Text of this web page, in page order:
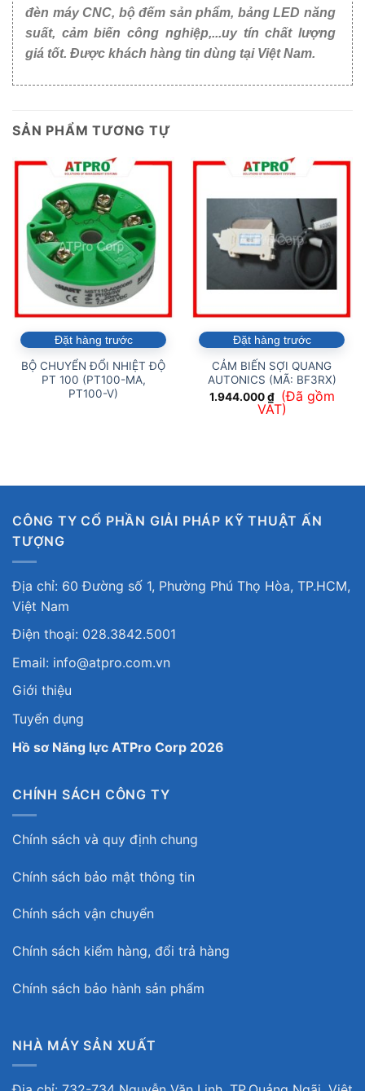
đèn máy CNC, bộ đếm sản phẩm, bảng LED năng
suất, cảm biến công nghiệp,...uy tín chất lượng
giá tốt. Được khách hàng tin dùng tại Việt Nam.
SẢN PHẨM TƯƠNG TỰ
Đặt hàng trước
BỘ CHUYỂN ĐỔI NHIỆT ĐỘ
PT 100 (PT100-MA,
PT100-V)
Đặt hàng trước
CẢM BIẾN SỢI QUANG
AUTONICS (MÃ: BF3RX)
1.944.000₫ (Đã gồm
VAT)
CÔNG TY CỔ PHẦN GIẢI PHÁP KỸ THUẬT ẤN
TƯỢNG
Địa chỉ: 60 Đường số 1, Phường Phú Thọ Hòa, TP.HCM,
Việt Nam
Điện thoại: 028.3842.5001
Email: info@atpro.com.vn
Giới thiệu
Tuyển dụng
Hồ sơ Năng lực ATPro Corp 2026
CHÍNH SÁCH CÔNG TY
Chính sách và quy định chung
Chính sách bảo mật thông tin
Chính sách vận chuyển
Chính sách kiểm hàng, đổi trả hàng
Chính sách bảo hành sản phẩm
NHÀ MÁY SẢN XUẤT